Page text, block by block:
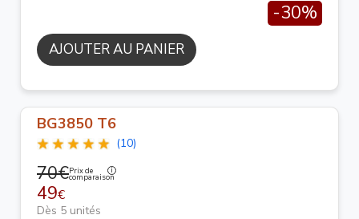
-30%
AJOUTER AU PANIER
BG3850 T6
(10)
70€Prix de
comparaison
49€
Dès 5 unités